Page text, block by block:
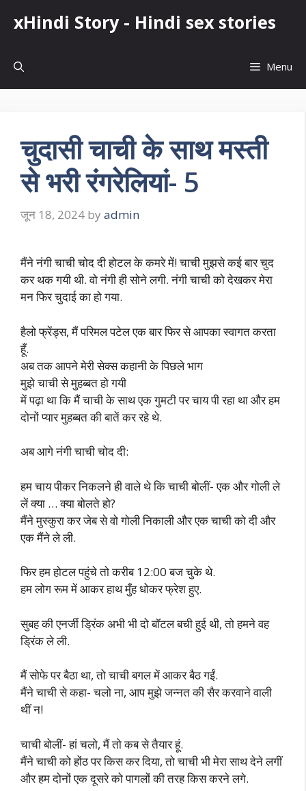
xHindi Story - Hindi sex stories
Menu
चुदासी चाची के साथ मस्ती
से भरी रंगरेलियां- 5
जून 18, 2024 by admin
मैंने नंगी चाची चोद दी होटल के कमरे में! चाची मुझसे कई बार चुद
कर थक गयी थी. वो नंगी ही सोने लगी. नंगी चाची को देखकर मेरा
मन फिर चुदाई का हो गया.
हैलो फ्रेंड्स, मैं परिमल पटेल एक बार फिर से आपका स्वागत करता
हूँ.
अब तक आपने मेरी सेक्स कहानी के पिछले भाग
मुझे चाची से मुहब्बत हो गयी
में पढ़ा था कि मैं चाची के साथ एक गुमटी पर चाय पी रहा था और हम
दोनों प्यार मुहब्बत की बातें कर रहे थे.
अब आगे नंगी चाची चोद दी:
हम चाय पीकर निकलने ही वाले थे कि चाची बोलीं- एक और गोली ले
लें क्या … क्या बोलते हो?
मैंने मुस्कुरा कर जेब से वो गोली निकाली और एक चाची को दी और
एक मैंने ले ली.
फिर हम होटल पहुंचे तो करीब 12:00 बज चुके थे.
हम लोग रूम में आकर हाथ मुँह धोकर फ्रेश हुए.
सुबह की एनर्जी ड्रिंक अभी भी दो बॉटल बची हुई थी, तो हमने वह
ड्रिंक ले ली.
मैं सोफे पर बैठा था, तो चाची बगल में आकर बैठ गईं.
मैंने चाची से कहा- चलो ना, आप मुझे जन्नत की सैर करवाने वाली
थीं न!
चाची बोलीं- हां चलो, मैं तो कब से तैयार हूं.
मैंने चाची को होंठ पर किस कर दिया, तो चाची भी मेरा साथ देने लगीं
और हम दोनों एक दूसरे को पागलों की तरह किस करने लगे.